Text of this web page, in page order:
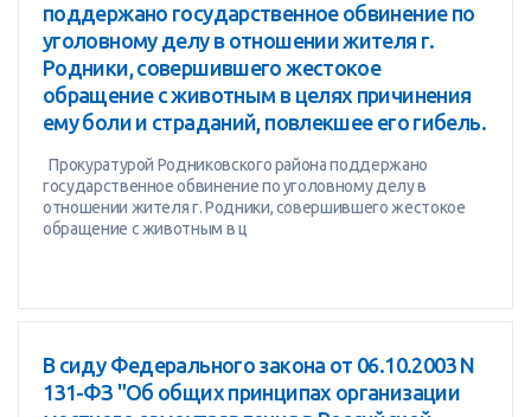
поддержано государственное обвинение по
уголовному делу в отношении жителя г.
Родники, совершившего жестокое
обращение с животным в целях причинения
ему боли и страданий, повлекшее его гибель.
Прокуратурой Родниковского района поддержано
государственное обвинение по уголовному делу в
отношении жителя г. Родники, совершившего жестокое
обращение с животным в ц
В сиду Федерального закона от 06.10.2003 N
131-ФЗ "Об общих принципах организации